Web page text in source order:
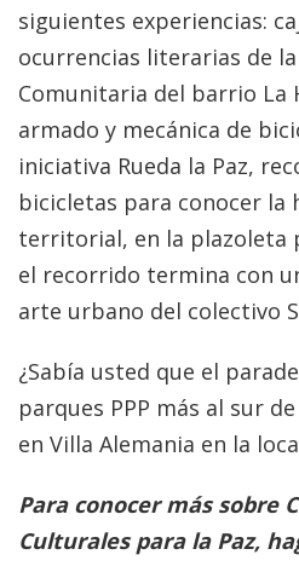
siguientes experiencias:
ocurrencias literarias de
Comunitaria del barrio La
armado y mecánica de
iniciativa Rueda la Paz,
bicicletas para conocer la
territorial, en la plazoleta
el recorrido termina con
arte urbano del colectivo
¿Sabía usted que el
parques PPP más al sur
en Villa Alemania en la
Para conocer más sobre
Culturales para la Paz,